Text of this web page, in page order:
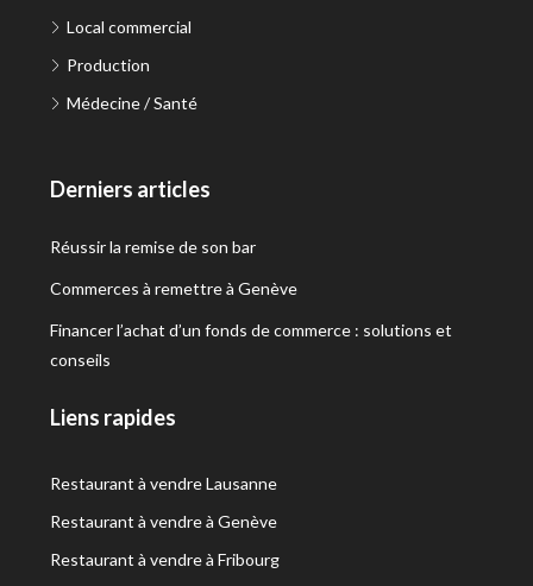
Local commercial
Production
Médecine / Santé
Derniers articles
Réussir la remise de son bar
Commerces à remettre à Genève
Financer l’achat d’un fonds de commerce : solutions et
conseils
Liens rapides
Restaurant à vendre Lausanne
Restaurant à vendre à Genève
Restaurant à vendre à Fribourg